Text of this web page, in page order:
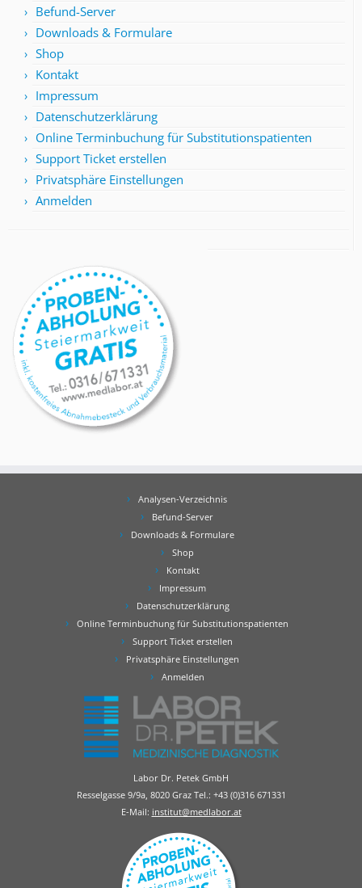
Befund-Server
Downloads & Formulare
Shop
Kontakt
Impressum
Datenschutzerklärung
Online Terminbuchung für Substitutionspatienten
Support Ticket erstellen
Privatsphäre Einstellungen
Anmelden
Analysen-Verzeichnis
Befund-Server
Downloads & Formulare
Shop
Kontakt
Impressum
Datenschutzerklärung
Online Terminbuchung für Substitutionspatienten
Support Ticket erstellen
Privatsphäre Einstellungen
Anmelden
Labor Dr. Petek GmbH
Resselgasse 9/9a, 8020 Graz Tel.: +43 (0)316 671331
E-Mail: institut@medlabor.at